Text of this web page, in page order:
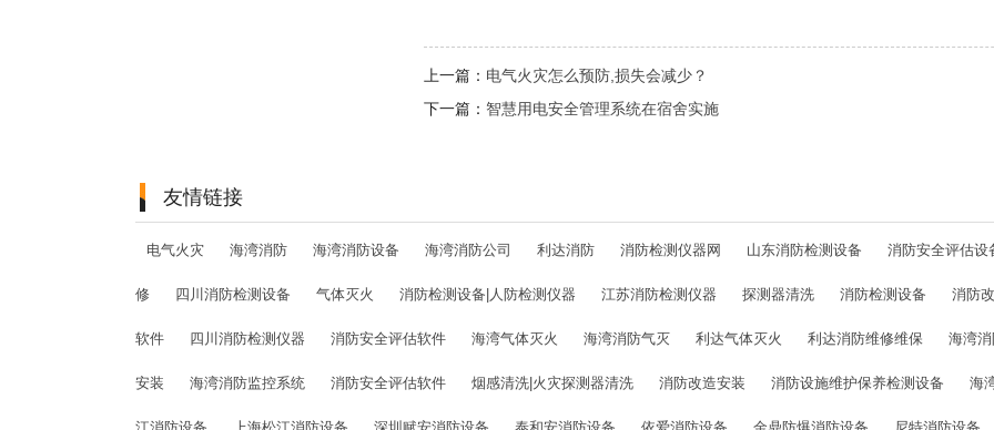
上一篇： 电气火灾怎么预防,损失会减少？
下一篇： 智慧用电安全管理系统在宿舍实施
友情链接
电气火灾 海湾消防 海湾消防设备 海湾消防公司 利达消防 消防检测仪器网 山东消防检测设备 消防安全评估设
修 四川消防检测设备 气体灭火 消防检测设备|人防检测仪器 江苏消防检测仪器 探测器清洗 消防检测设备 消防
软件 四川消防检测仪器 消防安全评估软件 海湾气体灭火 海湾消防气灭 利达气体灭火 利达消防维修维保 海湾
安装 海湾消防监控系统 消防安全评估软件 烟感清洗|火灾探测器清洗 消防改造安装 消防设施维护保养检测设备 海